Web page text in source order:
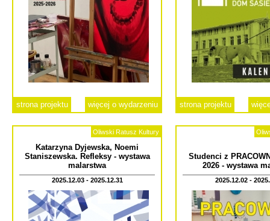
strona projektu więcej o wydarzeniu strona projektu
Oliwski Ratusz Kultury
Katarzyna Dyjewska, Noemi
Staniszewska. Refleksy - wystawa
malarstwa
2025.12.03 - 2025.12.31
Studenci z
2026 - wystawa
2025.12.02 -